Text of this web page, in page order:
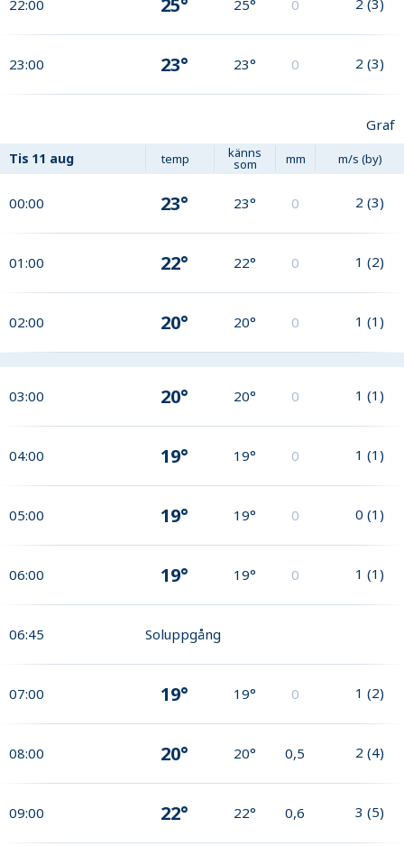
22:00 25° 0
23:00 23° 23° 0 2 (3)
Graf
Tis 11 aug temp känns
som mm m/s (by)
00:00 23° 23° 0 2 (3)
01:00 22° 22° 0 1 (2)
02:00 20° 20° 0 1 (1)
03:00 20° 20° 0 1 (1)
04:00 19° 19° 0 1 (1)
05:00 19° 19° 0 0 (1)
06:00 19° 19° 0 1 (1)
06:45 Soluppgång
07:00 19° 19° 0 1 (2)
08:00 20° 20° 0,5 2 (4)
09:00 22° 22° 0,6 3 (5)